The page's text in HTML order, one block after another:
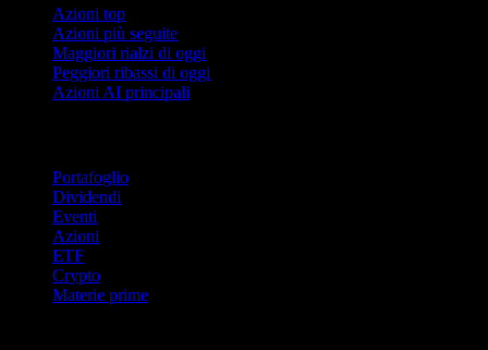
Azioni top
Azioni più seguite
Maggiori rialzi di oggi
Peggiori ribassi di oggi
Azioni AI principali
Portafoglio
Dividendi
Eventi
Azioni
ETF
Crypto
Materie prime